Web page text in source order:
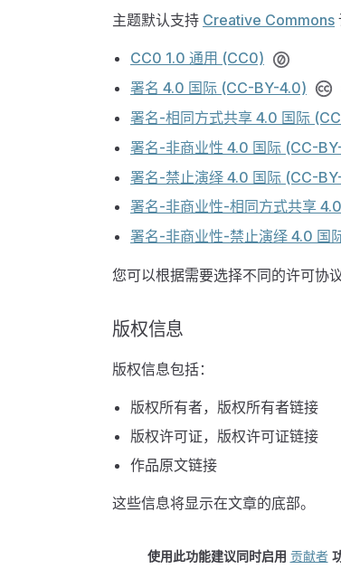
主题默认支持 Creative Commons
CC0 1.0 通用 (CC0)
署名 4.0 国际 (CC-BY-4.0)
署名-相同方式共享 4.0 国际
署名-非商业性 4.0 国际 (CC-
署名-禁止演绎 4.0 国际 (CC-
署名-非商业性-相同方式共享
署名-非商业性-禁止演绎 4.0
您可以根据需要选择不同的许可协
版权信息
版权信息包括：
版权所有者，版权所有者链接
版权许可证，版权许可证链接
作品原文链接
这些信息将显示在文章的底部。
使用此功能建议同时启用 贡献者